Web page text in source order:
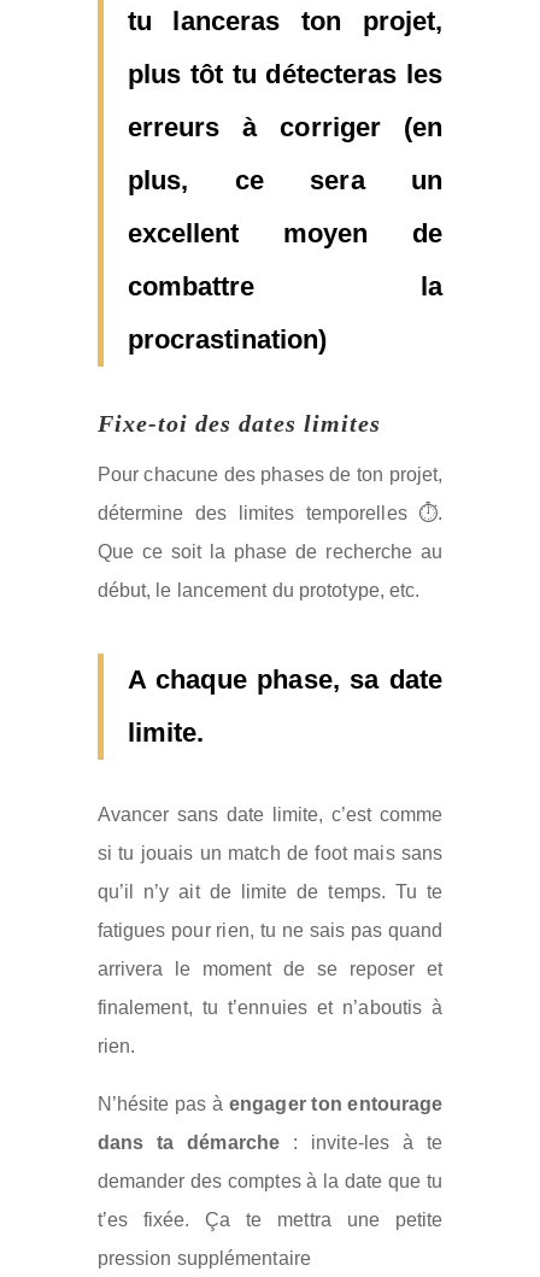
tu lanceras ton projet,
plus tôt tu détecteras les
erreurs à corriger (en
plus, ce sera un
excellent moyen de
combattre la
procrastination)
Fixe-toi des dates limites
Pour chacune des phases de ton projet,
détermine des limites temporelles ⏱️.
Que ce soit la phase de recherche au
début, le lancement du prototype, etc.
A chaque phase, sa date
limite.
Avancer sans date limite, c’est comme
si tu jouais un match de foot mais sans
qu’il n’y ait de limite de temps. Tu te
fatigues pour rien, tu ne sais pas quand
arrivera le moment de se reposer et
finalement, tu t’ennuies et n’aboutis à
rien.
N’hésite pas à engager ton entourage
dans ta démarche : invite-les à te
demander des comptes à la date que tu
t’es fixée. Ça te mettra une petite
pression supplémentaire